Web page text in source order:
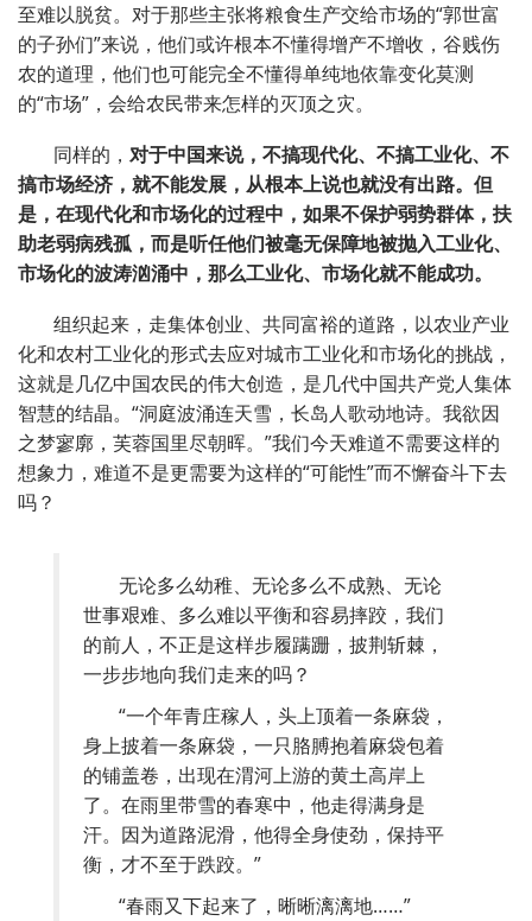
至难以脱贫。对于那些主张将粮食生产交给市场的“郭世富
的子孙们”来说，他们或许根本不懂得增产不增收，谷贱伤
农的道理，他们也可能完全不懂得单纯地依靠变化莫测
的“市场” ，会给农民带来怎样的灭顶之灾。
同样的， 对于中国来说，不搞现代化、不搞工业化、不
搞市场经济，就不能发展，从根本上说也就没有出路。但
是，在现代化和市场化的过程中，如果不保护弱势群体，扶
助老弱病残孤，而是听任他们被毫无保障地被抛入工业化、
市场化的波涛汹涌中，那么工业化、市场化就不能成功。
组织起来，走集体创业、共同富裕的道路，以农业产业
化和农村工业化的形式去应对城市工业化和市场化的挑战，
这就是几亿中国农民的伟大创造，是几代中国共产党人集体
智慧的结晶。 “洞庭波涌连天雪，长岛人歌动地诗。我欲因
之梦寥廓，芙蓉国里尽朝晖。 ”我们今天难道不需要这样的
想象力，难道不是更需要为这样的“可能性”而不懈奋斗下去
吗？
无论多么幼稚、无论多么不成熟、无论
世事艰难、多么难以平衡和容易摔跤，我们
的前人，不正是这样步履蹒跚，披荆斩棘，
一步步地向我们走来的吗？
“一个年青庄稼人，头上顶着一条麻袋，
身上披着一条麻袋，一只胳膊抱着麻袋包着
的铺盖卷，出现在渭河上游的黄土高岸上
了。在雨里带雪的春寒中，他走得满身是
汗。因为道路泥滑，他得全身使劲，保持平
衡，才不至于跌跤。 ”
“春雨又下起来了，晰晰漓漓地……”